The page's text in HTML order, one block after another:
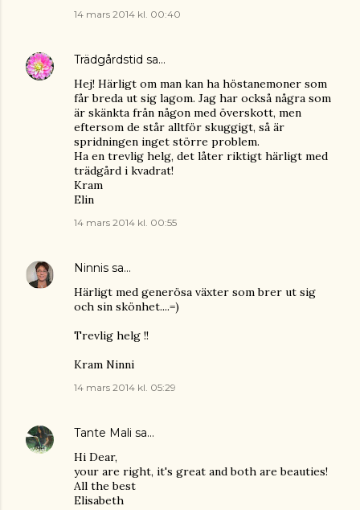
14 mars 2014 kl. 00:40
Trädgårdstid sa…
Hej! Härligt om man kan ha höstanemoner som
får breda ut sig lagom. Jag har också några som
är skänkta från någon med överskott, men
eftersom de står alltför skuggigt, så är
spridningen inget större problem.
Ha en trevlig helg, det låter riktigt härligt med
trädgård i kvadrat!
Kram
Elin
14 mars 2014 kl. 00:55
Ninnis sa…
Härligt med generösa växter som brer ut sig
och sin skönhet....=)
Trevlig helg !!
Kram Ninni
14 mars 2014 kl. 05:29
Tante Mali sa…
Hi Dear,
your are right, it's great and both are beauties!
All the best
Elisabeth